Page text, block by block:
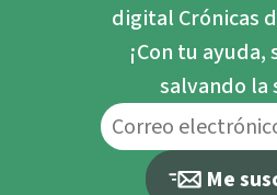
digital Crónicas
¡Con tu ayuda,
salvando la
Me